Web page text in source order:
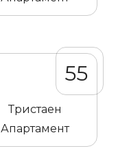
55
Тристаен
Апартамент